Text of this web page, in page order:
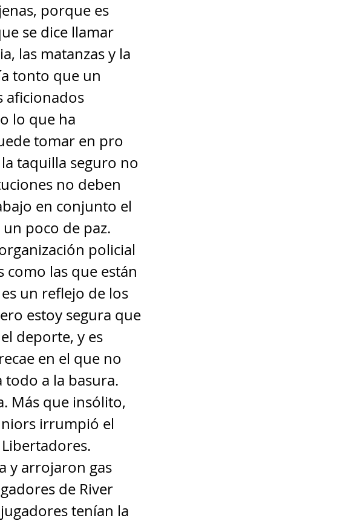
porque es
se dice llamar
las matanzas y la
tonto que un
aficionados
lo que ha
tomar en pro
taquilla seguro no
no deben
en conjunto el
poco de paz.
policial
las que están
un reflejo de los
estoy segura que
deporte, y es
en el que no
a la basura.
Más que insólito,
irrumpió el
y arrojaron gas
de River
tenían la